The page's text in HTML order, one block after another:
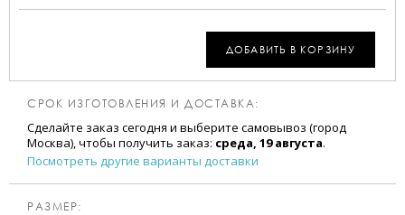
ДОБАВИТЬ В КОРЗИНУ
СРОК ИЗГОТОВЛЕНИЯ И ДОСТАВКА:
Сделайте заказ сегодня и выберите самовывоз (город
Москва), чтобы получить заказ: среда, 19 августа.
Посмотреть другие варианты доставки
РАЗМЕР: